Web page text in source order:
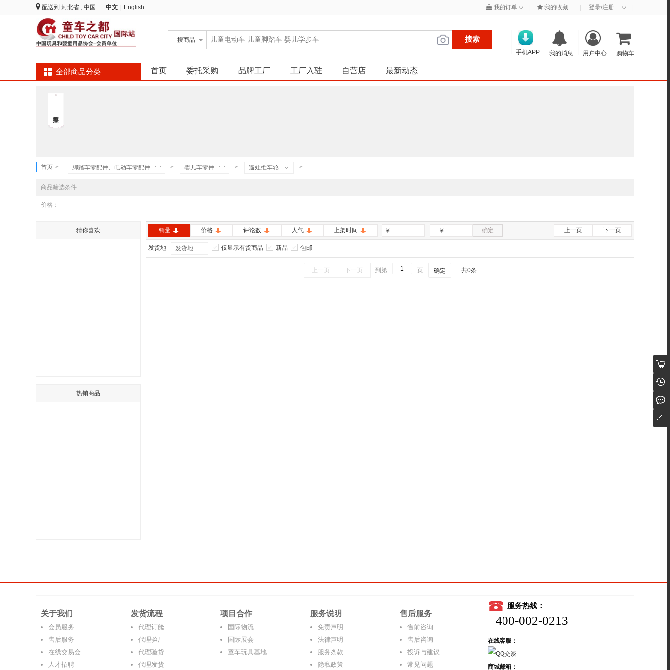
配送到 河北省 , 中国 中文 English 我的订单 ◇ 我的收藏 登录/注册 ◇
搜商品 搜索
购物车
用户中心
我的消息
手机APP
全部商品分类 首页 委托采购 品牌工厂 工厂入驻 自营店 最新动态
首页 > 脚踏车零配件、电动车零配件 > 婴儿车零件 > 遛娃推车轮 >
商品筛选条件
价格：
猜你喜欢
热销商品
销量 价格 评论数 人气 上架时间 ￥ ￥
- 确定 上一页 下一页
发货地 发货地 仅显示有货商品 新品 包邮
上一页 下一页 到第 页 确定 共0条
关于我们
会员服务
售后服务
在线交易会
人才招聘
发货流程
代理订舱
代理验厂
代理验货
代理发货
项目合作
国际物流
国际展会
童车玩具基地
服务说明
免责声明
法律声明
服务条款
隐私政策
售后服务
售前咨询
售后咨询
投诉与建议
常见问题
服务热线：
400-002-0213
在线客服：
商城邮箱：